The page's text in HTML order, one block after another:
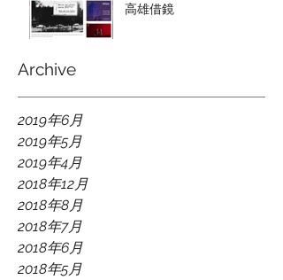
高雄借鏡
Archive
2019年6月
2019年5月
2019年4月
2018年12月
2018年8月
2018年7月
2018年6月
2018年5月